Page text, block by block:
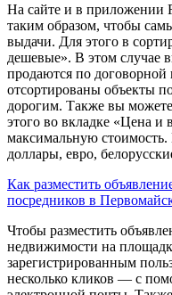
На сайте и в приложении
таким образом, чтобы
выдачи. Для этого в
дешевые». В этом случае
продаются по договорной
отсортированы объекты
дорогим. Также вы
этого во вкладке «Цена
максимальную
доллары, евро,
Как разместить
посредников в
Чтобы разместить
недвижимости на
зарегистрированным
несколько кликов — с